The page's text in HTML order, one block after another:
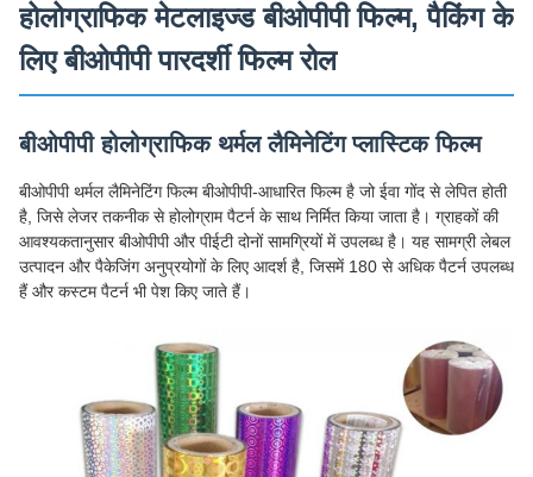
होलोग्राफिक मेटलाइज्ड बीओपीपी फिल्म, पैकिंग के
लिए बीओपीपी पारदर्शी फिल्म रोल
बीओपीपी होलोग्राफिक थर्मल लैमिनेटिंग प्लास्टिक फिल्म
बीओपीपी थर्मल लैमिनेटिंग फिल्म बीओपीपी-आधारित फिल्म है जो ईवा गोंद से लेपित होती
है, जिसे लेजर तकनीक से होलोग्राम पैटर्न के साथ निर्मित किया जाता है। ग्राहकों की
आवश्यकतानुसार बीओपीपी और पीईटी दोनों सामग्रियों में उपलब्ध है। यह सामग्री लेबल
उत्पादन और पैकेजिंग अनुप्रयोगों के लिए आदर्श है, जिसमें 180 से अधिक पैटर्न उपलब्ध
हैं और कस्टम पैटर्न भी पेश किए जाते हैं।